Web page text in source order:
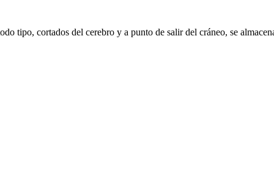
tipo, cortados del cerebro y a punto de salir del cráneo, se